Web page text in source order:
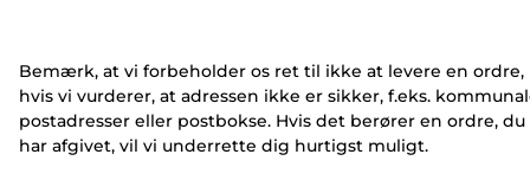
Bemærk, at vi forbeholder os ret til ikke at levere en ordre,
hvis vi vurderer, at adressen ikke er sikker, f.eks.
postadresser eller postbokse. Hvis det berører en ordre, du
har afgivet, vil vi underrette dig hurtigst muligt.